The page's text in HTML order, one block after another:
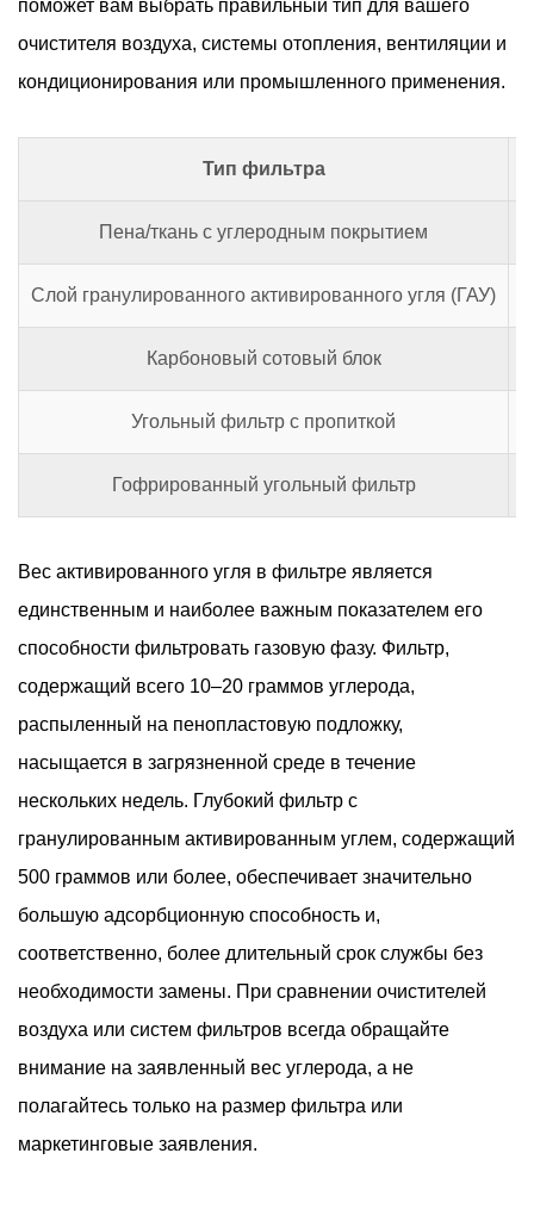
поможет вам выбрать правильный тип для вашего
очистителя воздуха, системы отопления, вентиляции и
кондиционирования или промышленного применения.
Тип фильтра
Пена/ткань с углеродным покрытием
Слой гранулированного активированного угля (ГАУ)
Карбоновый сотовый блок
Угольный фильтр с пропиткой
Гофрированный угольный фильтр
Вес активированного угля в фильтре является
единственным и наиболее важным показателем его
способности фильтровать газовую фазу. Фильтр,
содержащий всего 10–20 граммов углерода,
распыленный на пенопластовую подложку,
насыщается в загрязненной среде в течение
нескольких недель. Глубокий фильтр с
гранулированным активированным углем, содержащий
500 граммов или более, обеспечивает значительно
большую адсорбционную способность и,
соответственно, более длительный срок службы без
необходимости замены. При сравнении очистителей
воздуха или систем фильтров всегда обращайте
внимание на заявленный вес углерода, а не
полагайтесь только на размер фильтра или
маркетинговые заявления.